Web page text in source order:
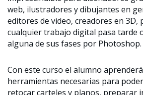
web, ilustradores y dibujantes en
editores de video, creadores en 3D,
cualquier trabajo digital pasa tarde
alguna de sus fases por Photoshop.
Con este curso el alumno
herramientas necesarias para
retocar carteles y planos, preparar